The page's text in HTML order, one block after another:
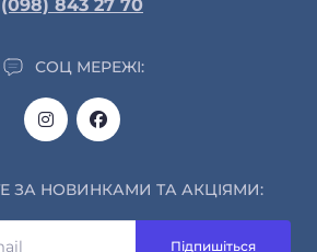
(098) 843 27 70
СОЦ МЕРЕЖІ:
ЗА НОВИНКАМИ ТА АКЦІЯМИ:
Підпишіться